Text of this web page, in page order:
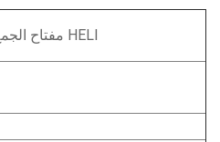
مفتاح الجمع للرافعة الشوكية HELI